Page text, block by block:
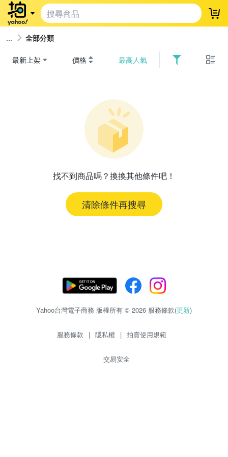
登
全部分類
最新上架 價格 最高人氣
找不到商品嗎？換換其他條件吧！
清除條件再搜尋
Yahoo台灣電子商務 版權所有 © 2026 服務條款(更新)
服務條款 | 隱私權 | 拍賣使用規範
交易安全